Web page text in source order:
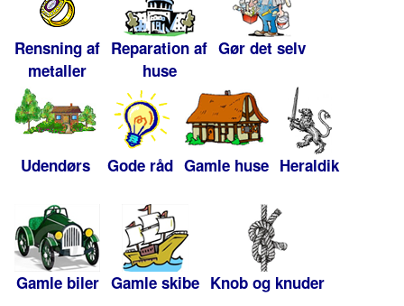
Rensning af
metaller
Reparation af
huse
Gør det selv
Udendørs Gode råd Gamle huse Heraldik
Gamle biler Gamle skibe Knob og knuder